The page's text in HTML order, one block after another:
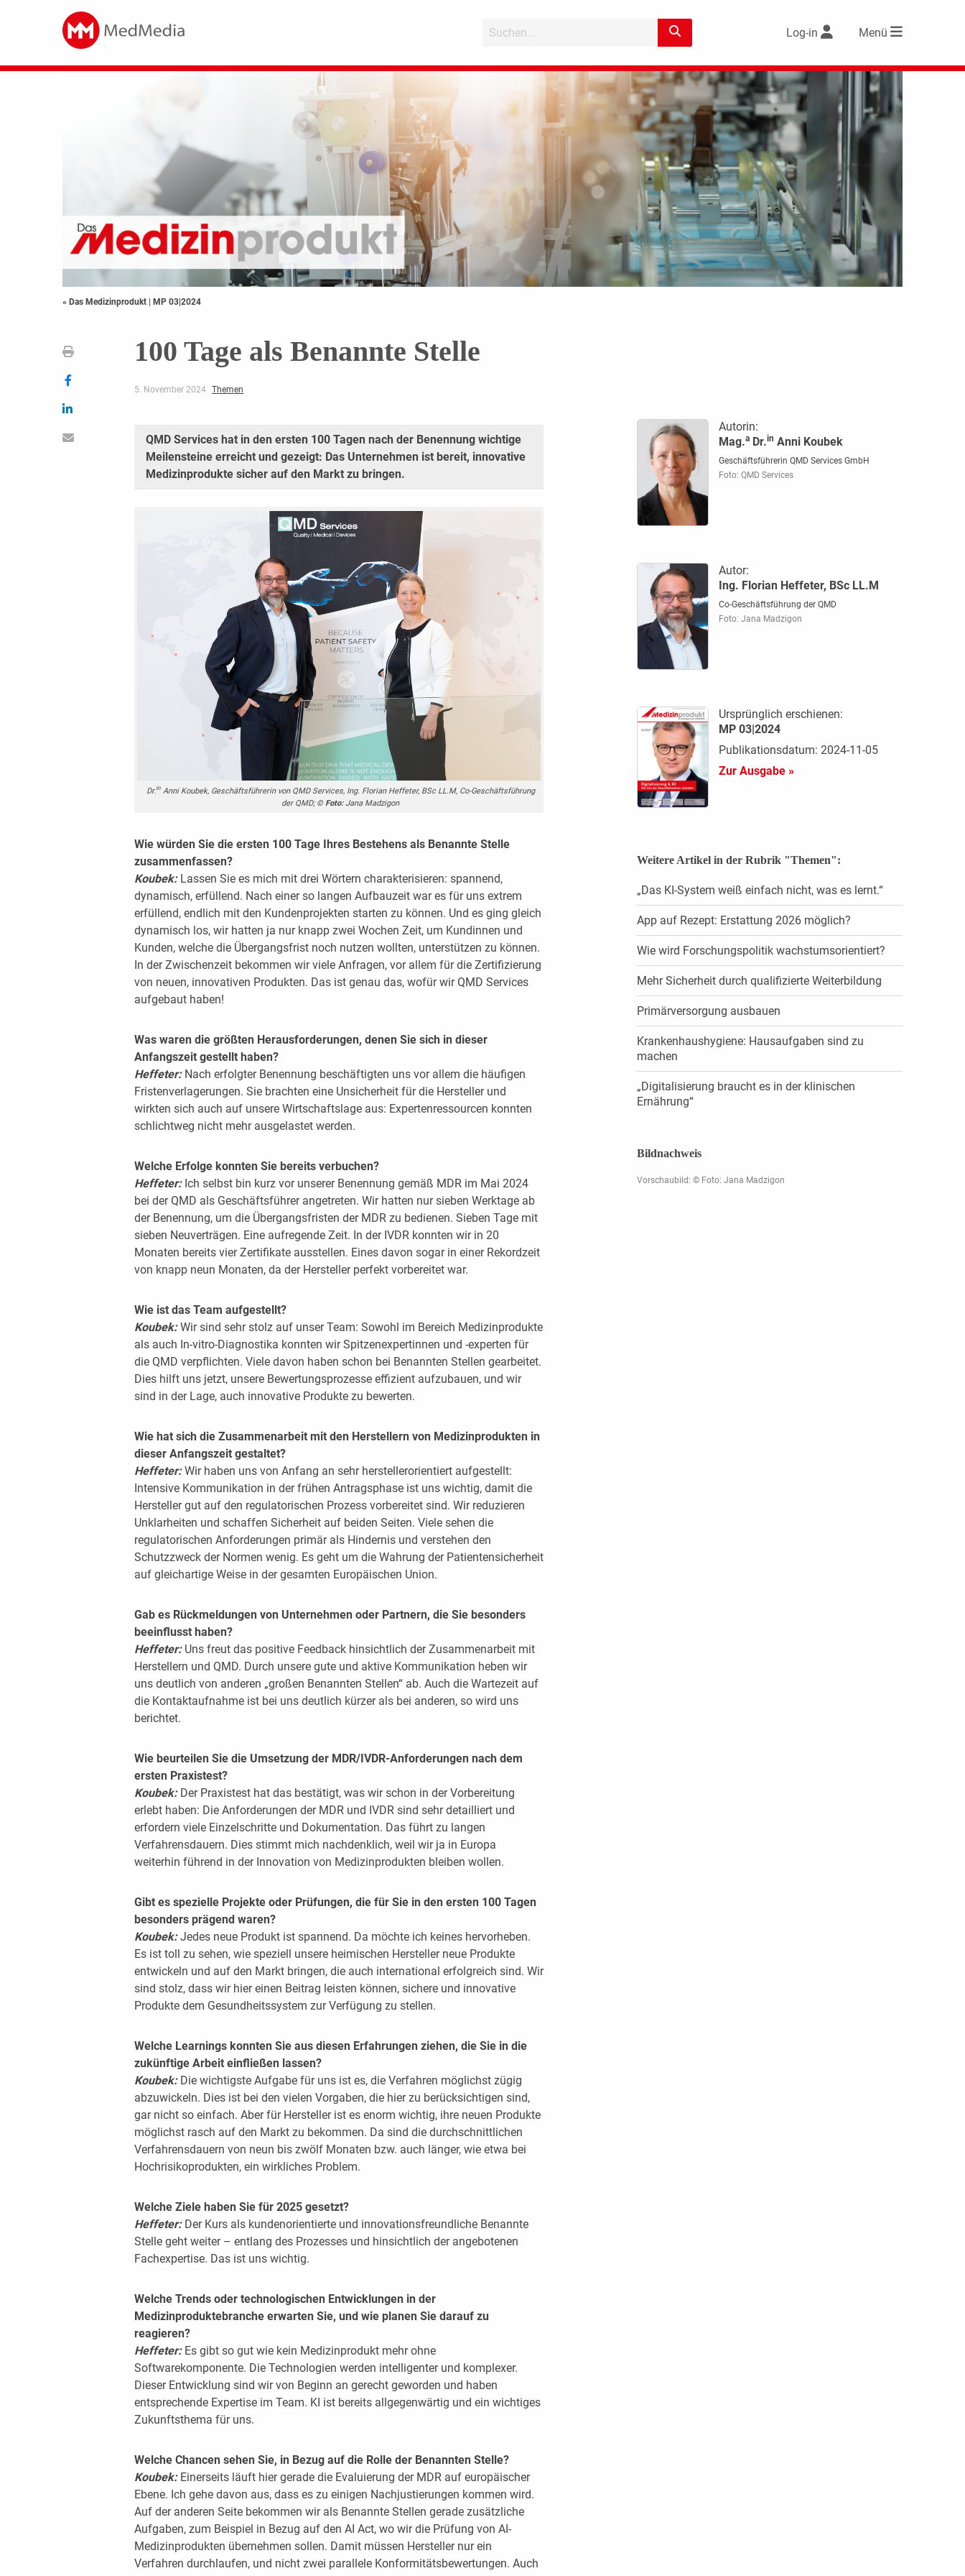
Log-in Menü
« Das Medizinprodukt | MP 03|2024
100 Tage als Benannte Stelle
5. November 2024 Themen
QMD Services hat in den ersten 100 Tagen nach der Benennung wichtige
Meilensteine erreicht und gezeigt: Das Unternehmen ist bereit, innovative
Medizinprodukte sicher auf den Markt zu bringen.
Dr.inAnni Koubek, Geschäftsführerin von QMD Services, Ing. Florian Heffeter, BSc LL.M, Co-Geschäftsführung
der QMD; © Foto:Jana Madzigon
Wie würden Sie die ersten 100 Tage Ihres Bestehens als Benannte Stelle
zusammenfassen?
Koubek:Lassen Sie es mich mit drei Wörtern charakterisieren: spannend,
dynamisch, erfüllend. Nach einer so langen Aufbauzeit war es für uns extrem
erfüllend, endlich mit den Kundenprojekten starten zu können. Und es ging gleich
dynamisch los, wir hatten ja nur knapp zwei Wochen Zeit, um Kundinnen und
Kunden, welche die Übergangsfrist noch nutzen wollten, unterstützen zu können.
In der Zwischenzeit bekommen wir viele Anfragen, vor allem für die Zertifizierung
von neuen, innovativen Produkten. Das ist genau das, wofür wir QMD Services
aufgebaut haben!
Was waren die größten Herausforderungen, denen Sie sich in dieser
Anfangszeit gestellt haben?
Heffeter:Nach erfolgter Benennung beschäftigten uns vor allem die häufigen
Fristenverlagerungen. Sie brachten eine Unsicherheit für die Hersteller und
wirkten sich auch auf unsere Wirtschaftslage aus: Expertenressourcen konnten
schlichtweg nicht mehr ausgelastet werden.
Welche Erfolge konnten Sie bereits verbuchen?
Heffeter:Ich selbst bin kurz vor unserer Benennung gemäß MDR im Mai 2024
bei der QMD als Geschäftsführer angetreten. Wir hatten nur sieben Werktage ab
der Benennung, um die Übergangsfristen der MDR zu bedienen. Sieben Tage mit
sieben Neuverträgen. Eine aufregende Zeit. In der IVDR konnten wir in 20
Monaten bereits vier Zertifikate ausstellen. Eines davon sogar in einer Rekordzeit
von knapp neun Monaten, da der Hersteller perfekt vorbereitet war.
Wie ist das Team aufgestellt?
Koubek:Wir sind sehr stolz auf unser Team: Sowohl im Bereich Medizinprodukte
als auch In-vitro-Diagnostika konnten wir Spitzenexpertinnen und -experten für
die QMD verpflichten. Viele davon haben schon bei Benannten Stellen gearbeitet.
Dies hilft uns jetzt, unsere Bewertungsprozesse effizient aufzubauen, und wir
sind in der Lage, auch innovative Produkte zu bewerten.
Wie hat sich die Zusammenarbeit mit den Herstellern von Medizinprodukten in
dieser Anfangszeit gestaltet?
Heffeter:Wir haben uns von Anfang an sehr herstellerorientiert aufgestellt:
Intensive Kommunikation in der frühen Antragsphase ist uns wichtig, damit die
Hersteller gut auf den regulatorischen Prozess vorbereitet sind. Wir reduzieren
Unklarheiten und schaffen Sicherheit auf beiden Seiten. Viele sehen die
regulatorischen Anforderungen primär als Hindernis und verstehen den
Schutzzweck der Normen wenig. Es geht um die Wahrung der Patientensicherheit
auf gleichartige Weise in der gesamten Europäischen Union.
Gab es Rückmeldungen von Unternehmen oder Partnern, die Sie besonders
beeinflusst haben?
Heffeter:Uns freut das positive Feedback hinsichtlich der Zusammenarbeit mit
Herstellern und QMD. Durch unsere gute und aktive Kommunikation heben wir
uns deutlich von anderen „großen Benannten Stellen“ ab. Auch die Wartezeit auf
die Kontaktaufnahme ist bei uns deutlich kürzer als bei anderen, so wird uns
berichtet.
Wie beurteilen Sie die Umsetzung der MDR/IVDR-Anforderungen nach dem
ersten Praxistest?
Koubek:Der Praxistest hat das bestätigt, was wir schon in der Vorbereitung
erlebt haben: Die Anforderungen der MDR und IVDR sind sehr detailliert und
erfordern viele Einzelschritte und Dokumentation. Das führt zu langen
Verfahrensdauern. Dies stimmt mich nachdenklich, weil wir ja in Europa
weiterhin führend in der Innovation von Medizinprodukten bleiben wollen.
Gibt es spezielle Projekte oder Prüfungen, die für Sie in den ersten 100 Tagen
besonders prägend waren?
Koubek:Jedes neue Produkt ist spannend. Da möchte ich keines hervorheben.
Es ist toll zu sehen, wie speziell unsere heimischen Hersteller neue Produkte
entwickeln und auf den Markt bringen, die auch international erfolgreich sind. Wir
sind stolz, dass wir hier einen Beitrag leisten können, sichere und innovative
Produkte dem Gesundheitssystem zur Verfügung zu stellen.
Welche Learnings konnten Sie aus diesen Erfahrungen ziehen, die Sie in die
zukünftige Arbeit einfließen lassen?
Koubek:Die wichtigste Aufgabe für uns ist es, die Verfahren möglichst zügig
abzuwickeln. Dies ist bei den vielen Vorgaben, die hier zu berücksichtigen sind,
gar nicht so einfach. Aber für Hersteller ist es enorm wichtig, ihre neuen Produkte
möglichst rasch auf den Markt zu bekommen. Da sind die durchschnittlichen
Verfahrensdauern von neun bis zwölf Monaten bzw. auch länger, wie etwa bei
Hochrisikoprodukten, ein wirkliches Problem.
Welche Ziele haben Sie für 2025 gesetzt?
Heffeter:Der Kurs als kundenorientierte und innovationsfreundliche Benannte
Stelle geht weiter – entlang des Prozesses und hinsichtlich der angebotenen
Fachexpertise. Das ist uns wichtig.
Welche Trends oder technologischen Entwicklungen in der
Medizinproduktebranche erwarten Sie, und wie planen Sie darauf zu
reagieren?
Heffeter:Es gibt so gut wie kein Medizinprodukt mehr ohne
Softwarekomponente. Die Technologien werden intelligenter und komplexer.
Dieser Entwicklung sind wir von Beginn an gerecht geworden und haben
entsprechende Expertise im Team. KI ist bereits allgegenwärtig und ein wichtiges
Zukunftsthema für uns.
Welche Chancen sehen Sie, in Bezug auf die Rolle der Benannten Stelle?
Koubek:Einerseits läuft hier gerade die Evaluierung der MDR auf europäischer
Ebene. Ich gehe davon aus, dass es zu einigen Nachjustierungen kommen wird.
Auf der anderen Seite bekommen wir als Benannte Stellen gerade zusätzliche
Aufgaben, zum Beispiel in Bezug auf den AI Act, wo wir die Prüfung von AI-
Medizinprodukten übernehmen sollen. Damit müssen Hersteller nur ein
Verfahren durchlaufen, und nicht zwei parallele Konformitätsbewertungen. Auch
Autorin:
Mag.aDr.in Anni Koubek
Geschäftsführerin QMD Services GmbH
Foto: QMD Services
Autor:
Ing. Florian Heffeter, BSc LL.M
Co-Geschäftsführung der QMD
Foto: Jana Madzigon
Ursprünglich erschienen:
MP 03|2024
Publikationsdatum: 2024-11-05
Zur Ausgabe »
Weitere Artikel in der Rubrik "Themen":
„Das KI-System weiß einfach nicht, was es lernt.“
App auf Rezept: Erstattung 2026 möglich?
Wie wird Forschungspolitik wachstumsorientiert?
Mehr Sicherheit durch qualifizierte Weiterbildung
Primärversorgung ausbauen
Krankenhaushygiene: Hausaufgaben sind zu
machen
„Digitalisierung braucht es in der klinischen
Ernährung“
Bildnachweis
Vorschaubild: © Foto: Jana Madzigon